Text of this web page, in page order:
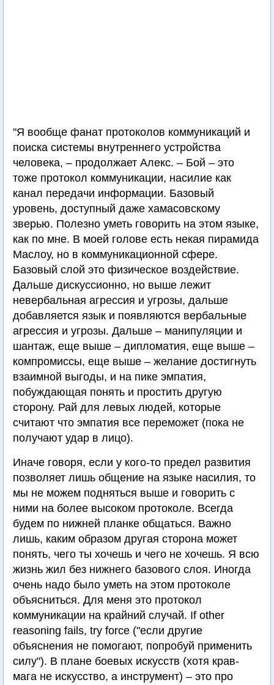
"Я вообще фанат протоколов коммуникаций и
поиска системы внутреннего устройства
человека, – продолжает Алекс. – Бой – это
тоже протокол коммуникации, насилие как
канал передачи информации. Базовый
уровень, доступный даже хамасовскому
зверью. Полезно уметь говорить на этом языке,
как по мне. В моей голове есть некая пирамида
Маслоу, но в коммуникационной сфере.
Базовый слой это физическое воздействие.
Дальше дискуссионно, но выше лежит
невербальная агрессия и угрозы, дальше
добавляется язык и появляются вербальные
агрессия и угрозы. Дальше – манипуляции и
шантаж, еще выше – дипломатия, еще выше –
компромиссы, еще выше – желание достигнуть
взаимной выгоды, и на пике эмпатия,
побуждающая понять и простить другую
сторону. Рай для левых людей, которые
считают что эмпатия все переможет (пока не
получают удар в лицо).
Иначе говоря, если у кого-то предел развития
позволяет лишь общение на языке насилия, то
мы не можем подняться выше и говорить с
ними на более высоком протоколе. Всегда
будем по нижней планке общаться. Важно
лишь, каким образом другая сторона может
понять, чего ты хочешь и чего не хочешь. Я всю
жизнь жил без нижнего базового слоя. Иногда
очень надо было уметь на этом протоколе
объясниться. Для меня это протокол
коммуникации на крайний случай. If other
reasoning fails, try force ("если другие
объяснения не помогают, попробуй применить
силу"). В плане боевых искусств (хотя крав-
мага не искусство, а инструмент) – это про